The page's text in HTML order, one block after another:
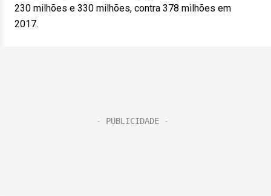
230 milhões e 330 milhões, contra 378 milhões em
2017.